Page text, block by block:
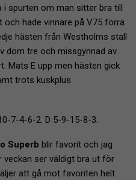
spurten om man sitter bra till
och hade vinnare på V75 förra
hästen från Westholms stall
dom tre och missgynnad av
Mats E upp men hästen gick
trots kuskplus.
7-4-6-2. D 5-9-15-8-3.
Superb blir favorit och jag
ser väldigt bra ut för
att gå mot favoriten helt